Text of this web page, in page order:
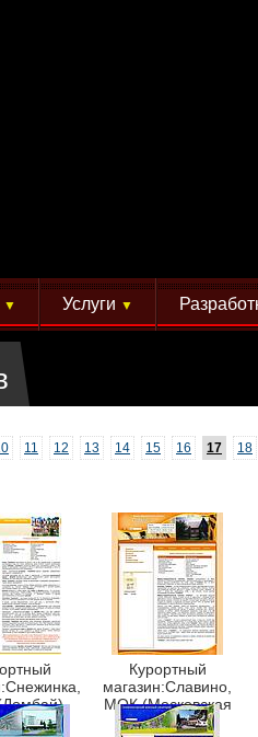
▼ Услуги ▼
11 12 13 14 15 16 17
18
Курортный
магазин:Славино,
МОК (Московская
обл.)